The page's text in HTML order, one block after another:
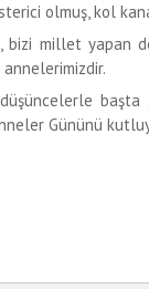
olmuş, kol
bizi millet yapan
Gününü